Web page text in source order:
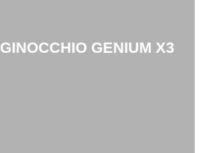
GINOCCHIO GENIUM X3